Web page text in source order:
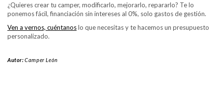
¿Quieres crear tu camper, modificarlo, mejorarlo, repararlo? Te lo
ponemos fácil, financiación sin intereses al 0%, solo gastos de gestión.
Ven a vernos, cuéntanoslo que necesitas y te hacemos un presupuesto
personalizado.
Autor:Camper León